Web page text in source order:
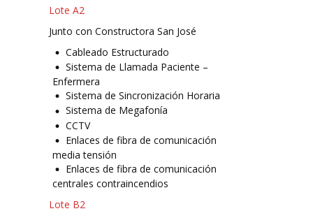
Lote A2
Junto con Constructora San José
Cableado Estructurado
Sistema de Llamada Paciente –
Enfermera
Sistema de Sincronización Horaria
Sistema de Megafonía
CCTV
Enlaces de fibra de comunicación
media tensión
Enlaces de fibra de comunicación
centrales contraincendios
Lote B2